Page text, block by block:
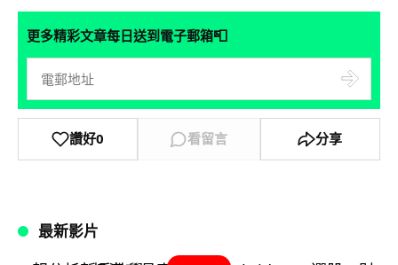
更多精彩文章每日送到電子郵箱📮
讚好0 看留言 分享
最新影片